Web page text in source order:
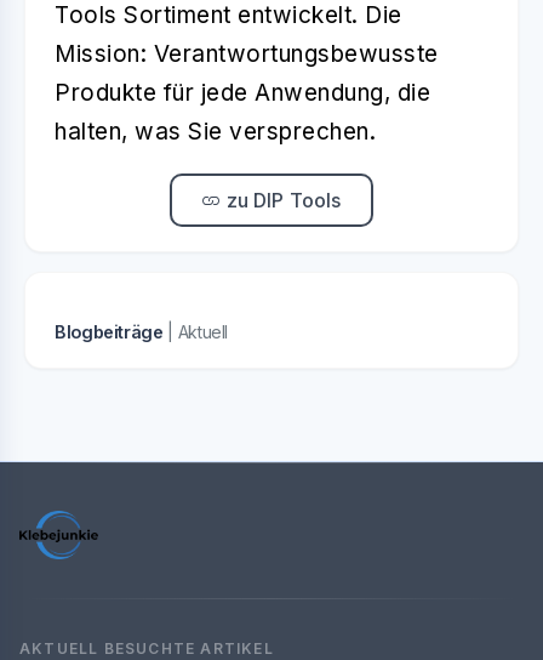
Tools Sortiment entwickelt. Die
Mission: Verantwortungsbewusste
Produkte für jede Anwendung, die
halten, was Sie versprechen.
zu DIP Tools
Blogbeiträge | Aktuell
AKTUELL BESUCHTE ARTIKEL